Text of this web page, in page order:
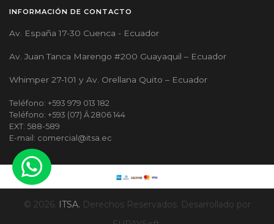
INFORMACIÓN DE CONTACTO
Av. España 17-30 Cuenca - Ecuador
Av. Juan Tanca Marengo #200 Guayaquil – Ecuador
Whimper 27-101 y Av. Orellana Quito – Ecuador
Teléfono: +593 979 013 182
Teléfono: +593 (07) Â 2806 144
EXT: 588-589
E-mail: comercial@itsa.ec
© 2026. ITSA. Derechos Reservados. Desarrollado por